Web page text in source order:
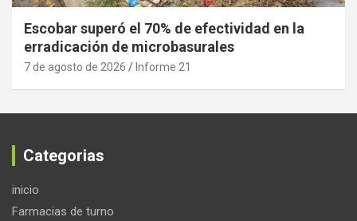
Escobar superó el 70% de efectividad en la
erradicación de microbasurales
7 de agosto de 2026 Informe 21
Categorias
inicio
Farmacias de turno